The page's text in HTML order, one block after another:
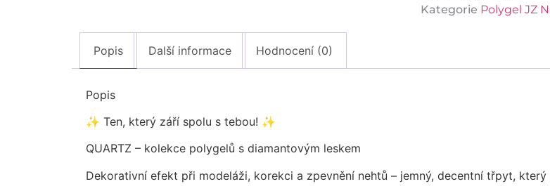
Kategorie Polygel JZ
Popis Další informace Hodnocení (0)
Popis
✨ Ten, který září spolu s tebou! ✨
QUARTZ – kolekce polygelů s diamantovým leskem
Dekorativní efekt při modeláži, korekci a zpevnění nehtů – jemný, decentní třpyt,